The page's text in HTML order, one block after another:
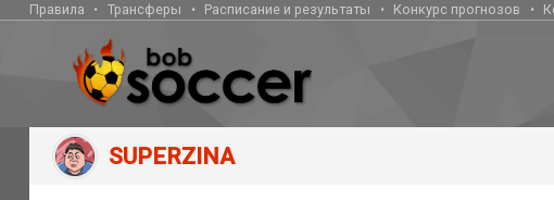
Правила Трансферы Расписание и результаты Конкурс прогнозов
SUPERZINA